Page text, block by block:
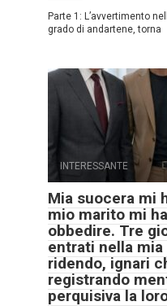
Parte 1: L’avvertimento
grado di andartene, torna
INTERESSANTE
Mia suocera mi
mio marito mi
obbedire. Tre
entrati nella mia
ridendo, ignari
registrando
perquisiva la